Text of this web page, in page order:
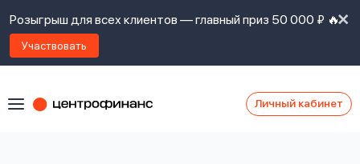
Розыгрыш для всех клиентов — главный приз 50 000 ₽ 🔥
Участвовать
Личный кабинет